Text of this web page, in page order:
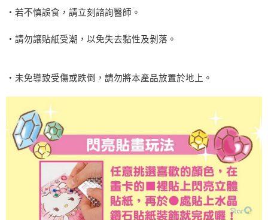
‧若不慎誤食，請立刻諮詢醫師。
‧請勿讓貼紙受潮，以免失去黏性及剝落。
‧未免導致受傷或跌倒，請勿將本產品放置於地上。